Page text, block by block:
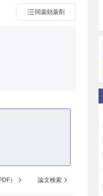
同薬効薬剤
） 論文検索